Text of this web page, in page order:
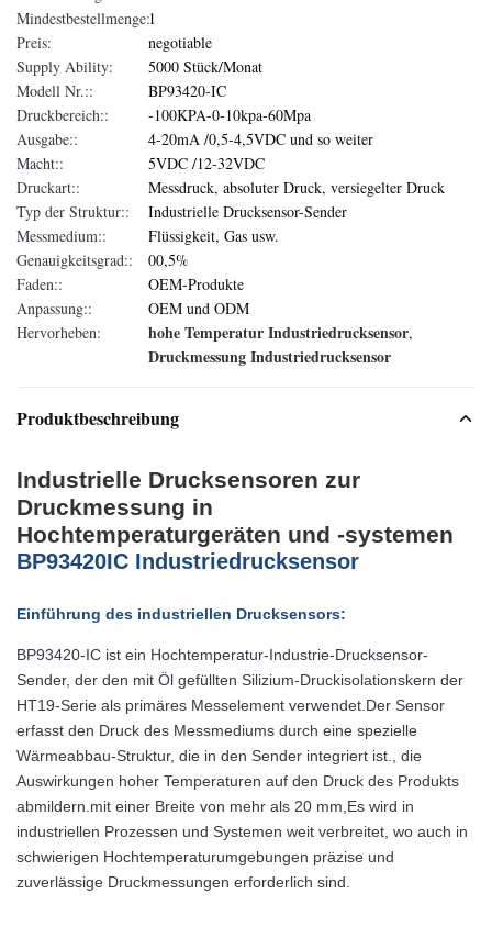
Mindestbestellmenge:1
Preis:
negotiable
Supply Ability:
5000 Stück/Monat
Modell Nr.::
BP93420-IC
Druckbereich::
-100KPA-0-10kpa-60Mpa
Ausgabe::
4-20mA /0,5-4,5VDC und so weiter
Macht::
5VDC /12-32VDC
Druckart::
Messdruck, absoluter Druck, versiegelter Druck
Typ der Struktur::
Industrielle Drucksensor-Sender
Messmedium::
Flüssigkeit, Gas usw.
Genauigkeitsgrad::
00,5%
Faden::
OEM-Produkte
Anpassung::
OEM und ODM
Hervorheben:
hohe Temperatur Industriedrucksensor,
Druckmessung Industriedrucksensor
Produktbeschreibung
Industrielle Drucksensoren zur
Druckmessung in
Hochtemperaturgeräten und -systemen
BP93420IC Industriedrucksensor
Einführung des industriellen Drucksensors:
BP93420-IC ist ein Hochtemperatur-Industrie-Drucksensor-
Sender, der den mit Öl gefüllten Silizium-Druckisolationskern der
HT19-Serie als primäres Messelement verwendet.Der Sensor
erfasst den Druck des Messmediums durch eine spezielle
Wärmeabbau-Struktur, die in den Sender integriert ist., die
Auswirkungen hoher Temperaturen auf den Druck des Produkts
abmildern.mit einer Breite von mehr als 20 mm,Es wird in
industriellen Prozessen und Systemen weit verbreitet, wo auch in
schwierigen Hochtemperaturumgebungen präzise und
zuverlässige Druckmessungen erforderlich sind.